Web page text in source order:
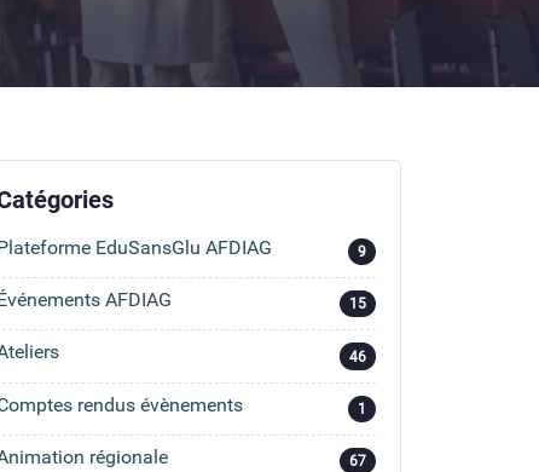
EduSansGlu AFDIAG 9
AFDIAG 15
46
rendus évènements 1
régionale 67